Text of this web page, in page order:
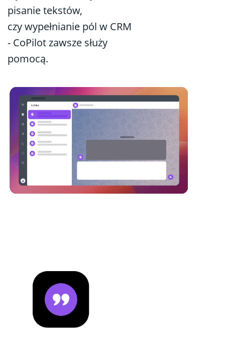
pisanie tekstów,
czy wypełnianie pól w CRM
- CoPilot zawsze służy
pomocą.